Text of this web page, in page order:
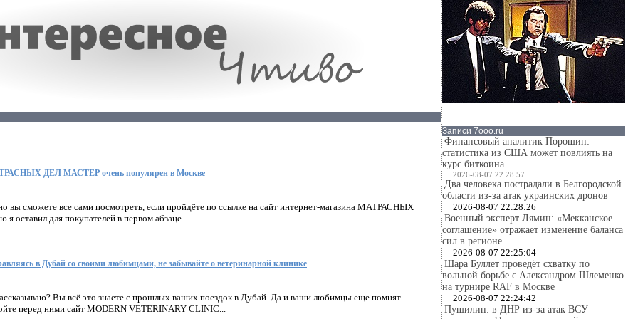
ДЕЛ МАСТЕР очень популярен в Москве
вы сможете все сами посмотреть, если пройдёте по ссылке на сайт интернет-магазина МАТРАСНЫХ
оставил для покупателей в первом абзаце...
в Дубай со своими любимцами, не забывайте о ветеринарной клинике
Вы всё это знаете с прошлых ваших поездок в Дубай. Да и ваши любимцы еще помнят
перед ними сайт MODERN VETERINARY CLINIC...
Записи 7ooo.ru
Финансовый аналитик Порошин:
статистика из США может повлиять на
курс биткоина
2026-08-07 22:28:57
Два человека пострадали в Белгородской
области из-за атак украинских дронов
2026-08-07 22:28:26
Военный эксперт Лямин: «Мекканское
соглашение» отражает изменение баланса
сил в регионе
2026-08-07 22:25:04
Шара Буллет проведёт схватку по
вольной борьбе с Александром Шлеменко
на турнире RAF в Москве
2026-08-07 22:24:42
Пушилин: в ДНР из-за атак ВСУ